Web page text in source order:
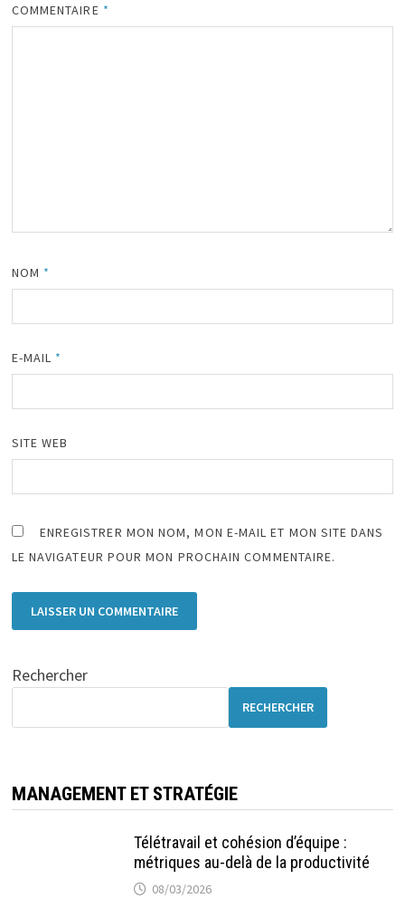
COMMENTAIRE *
NOM *
E-MAIL *
SITE WEB
ENREGISTRER MON NOM, MON E-MAIL ET MON SITE DANS
LE NAVIGATEUR POUR MON PROCHAIN COMMENTAIRE.
Rechercher
RECHERCHER
MANAGEMENT ET STRATÉGIE
Télétravail et cohésion d’équipe :
métriques au-delà de la productivité
08/03/2026